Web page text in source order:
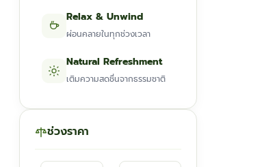
Relax & Unwind
ผ่อนคลายในทุกช่วงเวลา
Natural Refreshment
เติมความสดชื่นจากธรรมชาติ
ช่วงราคา